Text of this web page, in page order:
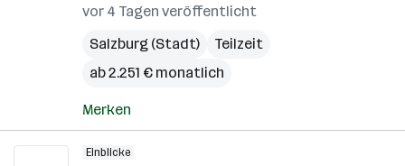
vor 4 Tagen veröffentlicht
Salzburg (Stadt)
Teilzeit
ab 2.251 € monatlich
Merken
Einblicke